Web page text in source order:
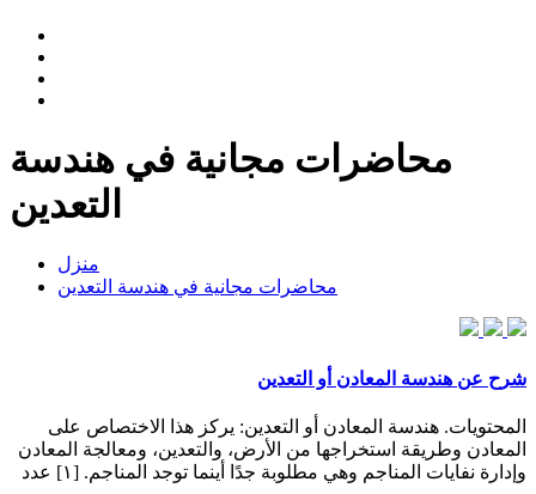
محاضرات مجانية في هندسة
التعدين
منزل
محاضرات مجانية في هندسة التعدين
شرح عن هندسة المعادن أو التعدين
المحتويات. هندسة المعادن أو التعدين: يركز هذا الاختصاص على
المعادن وطريقة استخراجها من الأرض، والتعدين، ومعالجة المعادن
وإدارة نفايات المناجم وهي مطلوبة جدًا أينما توجد المناجم. [١] عدد